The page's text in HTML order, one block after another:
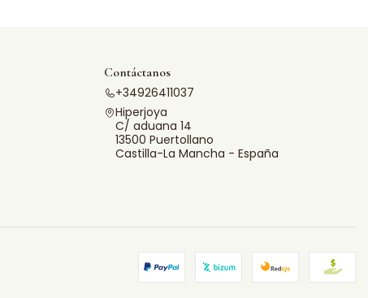
Contáctanos
+34926411037
Hiperjoya
C/ aduana 14
13500 Puertollano
Castilla-La Mancha - España